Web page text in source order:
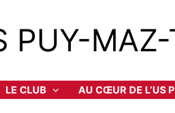
PUY-MAZ-
LE CLUB AU CŒUR DE L’US